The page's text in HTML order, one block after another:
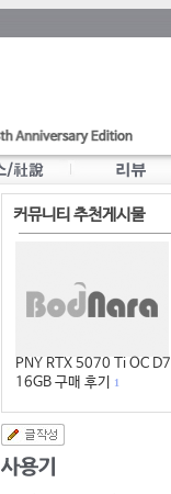
커뮤니티 추천게시물
PNY RTX 5070 Ti OC D7
16GB 구매 후기
1